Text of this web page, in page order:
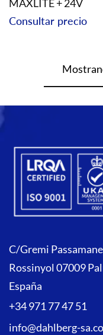
MAXLITE + 24V
Precio
Consultar precio
C/Gremi
Rossinyol 07009
España
+34 971 77 47 51
info@dahlberg-